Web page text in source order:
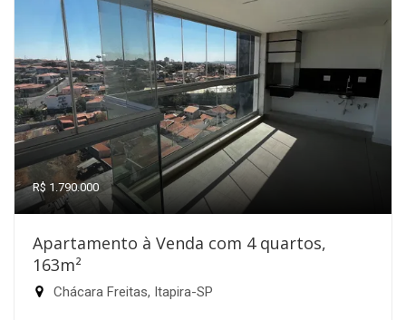
R$ 1.790.000
Apartamento à Venda com 4 quartos,
163m²
Chácara Freitas, Itapira-SP